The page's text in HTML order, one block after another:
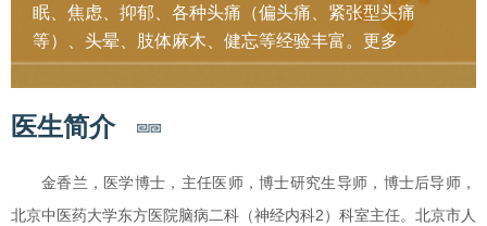
眠、焦虑、抑郁、各种头痛（偏头痛、紧张型头痛
等）、头晕、肢体麻木、健忘等经验丰富。 更多
医生简介
金香兰，医学博士，主任医师，博士研究生导师，博士后导师，
北京中医药大学东方医院脑病二科（神经内科2）科室主任。北京市人